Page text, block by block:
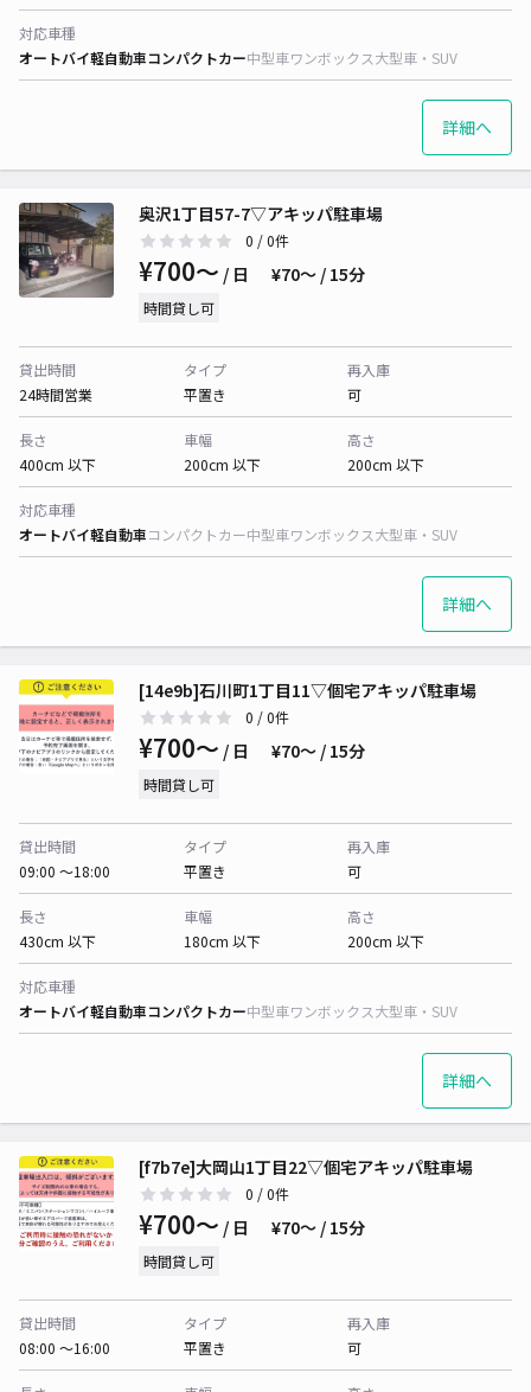
対応車種
オートバイ軽自動車コンパクトカー中型車ワンボックス大型車・SUV
詳細へ
奥沢1丁目57-7▽アキッパ駐車場
0 / 0件
¥700〜 / 日 ¥70〜 / 15分
時間貸し可
貸出時間
24時間営業
タイプ
平置き
再入庫
可
長さ
400cm 以下
車幅
200cm 以下
高さ
200cm 以下
対応車種
オートバイ軽自動車コンパクトカー中型車ワンボックス大型車・SUV
詳細へ
[14e9b]石川町1丁目11▽個宅アキッパ駐車場
0 / 0件
¥700〜 / 日 ¥70〜 / 15分
時間貸し可
貸出時間
09:00 〜18:00
タイプ
平置き
再入庫
可
長さ
430cm 以下
車幅
180cm 以下
高さ
200cm 以下
対応車種
オートバイ軽自動車コンパクトカー中型車ワンボックス大型車・SUV
詳細へ
[f7b7e]大岡山1丁目22▽個宅アキッパ駐車場
0 / 0件
¥700〜 / 日 ¥70〜 / 15分
時間貸し可
貸出時間
08:00 〜16:00
タイプ
平置き
再入庫
可